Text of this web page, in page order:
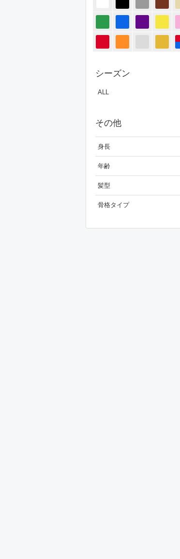
パンツ
オールインワン・サロペット
スカート
シューズ
メイクアップ
シーズン
ALL
その他
身長
年齢
髪型
骨格タイプ